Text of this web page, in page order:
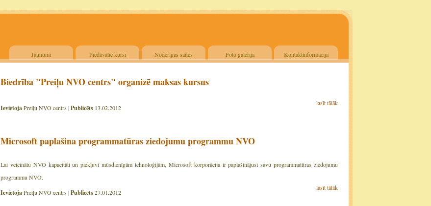
Jaunumi Piedāvātie kursi Noderīgas saites Foto galerija Kontaktinformācija
Biedrība "Preiļu NVO centrs" organizē maksas kursus
lasīt tālāk
IevietojaPreiļu NVO centrs |Publicēts 13.02.2012
Microsoft paplašina programmatūras ziedojumu programmu NVO
Lai veicinātu NVO kapacitāti un piekļuvi mūsdienīgām tehnoloģijām, Microsoft korporācija ir paplašinājusi savu programmatūras ziedojumu
programmu NVO.
lasīt tālāk
IevietojaPreiļu NVO centrs |Publicēts27.01.2012